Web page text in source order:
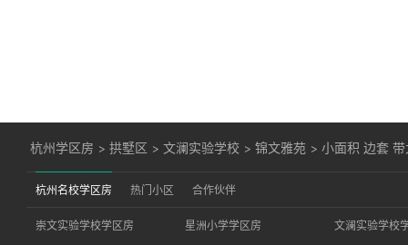
杭州学区房 >拱墅区 >文澜实验学校 >锦文雅苑 > 小面积 边套
杭州名校学区房 热门小区 合作伙伴
崇文实验学校学区房 星洲小学学区房 文澜实验学校